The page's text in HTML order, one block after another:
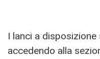
I lanci a
accedendo alla